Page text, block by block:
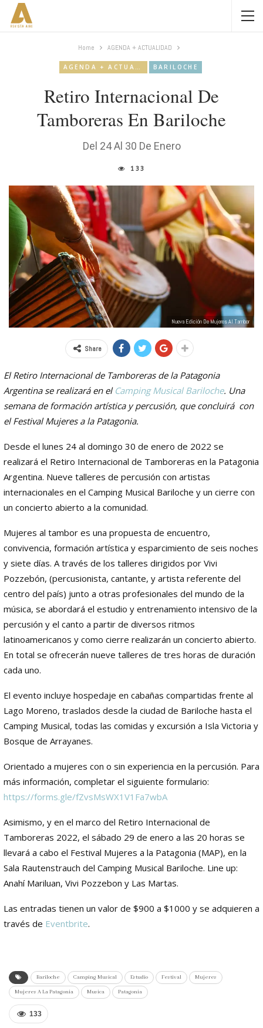
Home AGENDA + ACTUALIDAD
AGENDA + ACTUALIDAD BARILOCHE
Retiro Internacional De
Tamboreras En Bariloche
Del 24 Al 30 De Enero
133
Nueva Edición De Mujeres Al Tambor
Share
El Retiro Internacional de Tamboreras de la Patagonia
Argentina se realizará en el Camping Musical Bariloche. Una
semana de formación artística y percusión, que concluirá con
el Festival Mujeres a la Patagonia.
Desde el lunes 24 al domingo 30 de enero de 2022 se
realizará el Retiro Internacional de Tamboreras en la Patagonia
Argentina. Nueve talleres de percusión con artistas
internacionales en el Camping Musical Bariloche y un cierre con
un concierto abierto a la comunidad.
Mujeres al tambor es una propuesta de encuentro,
convivencia, formación artística y esparcimiento de seis noches
y siete días. A través de los talleres dirigidos por Vivi
Pozzebón, (percusionista, cantante, y artista referente del
centro del país) junto a otras profesionales del mundo de la
música, se abordará el estudio y entrenamiento intensivo de la
percusión y el canto a partir de diversos ritmos
latinoamericanos y como cierre realizarán un concierto abierto.
En total se ofrecerán nueve talleres de tres horas de duración
cada uno.
El evento incluye hospedaje en cabañas compartidas frente al
Lago Moreno, traslados desde la ciudad de Bariloche hasta el
Camping Musical, todas las comidas y excursión a Isla Victoria y
Bosque de Arrayanes.
Orientado a mujeres con o sin experiencia en la percusión. Para
más información, completar el siguiente formulario:
https://forms.gle/fZvsMsWX1V1Fa7wbA
Asimismo, y en el marco del Retiro Internacional de
Tamboreras 2022, el sábado 29 de enero a las 20 horas se
llevará a cabo el Festival Mujeres a la Patagonia (MAP), en la
Sala Rautenstrauch del Camping Musical Bariloche. Line up:
Anahí Mariluan, Vivi Pozzebon y Las Martas.
Las entradas tienen un valor de $900 a $1000 y se adquieren a
través de Eventbrite.
Bariloche Camping Musical Estudio Festival Mujeres
Mujeres A La Patagonia Musica Patagonia
133